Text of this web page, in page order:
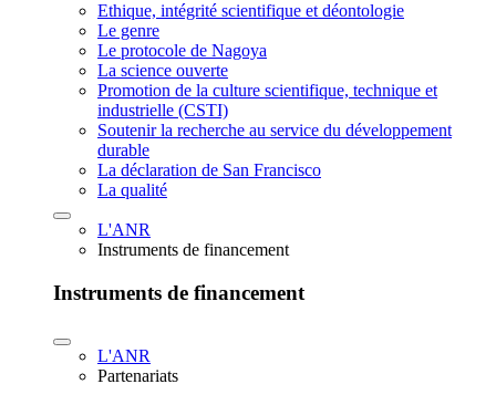
Ethique, intégrité scientifique et déontologie
Le genre
Le protocole de Nagoya
La science ouverte
Promotion de la culture scientifique, technique et
industrielle (CSTI)
Soutenir la recherche au service du développement
durable
La déclaration de San Francisco
La qualité
L'ANR
Instruments de financement
Instruments de financement
L'ANR
Partenariats